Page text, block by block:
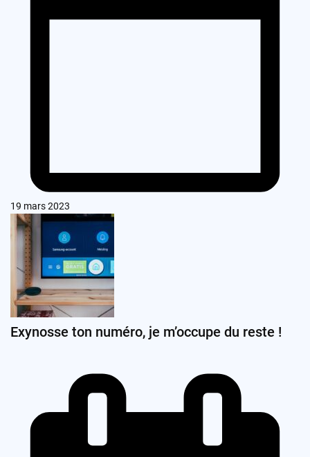
19 mars 2023
Exynosse ton numéro, je m’occupe du reste !